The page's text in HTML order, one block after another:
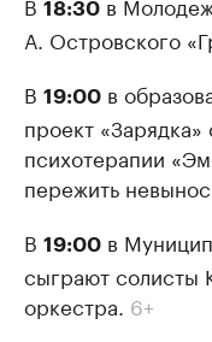
18:30
А. Островского
В 19:00 в
проект
психотерапии
пережить
В 19:00 в
сыграют солисты
оркестра. 6+